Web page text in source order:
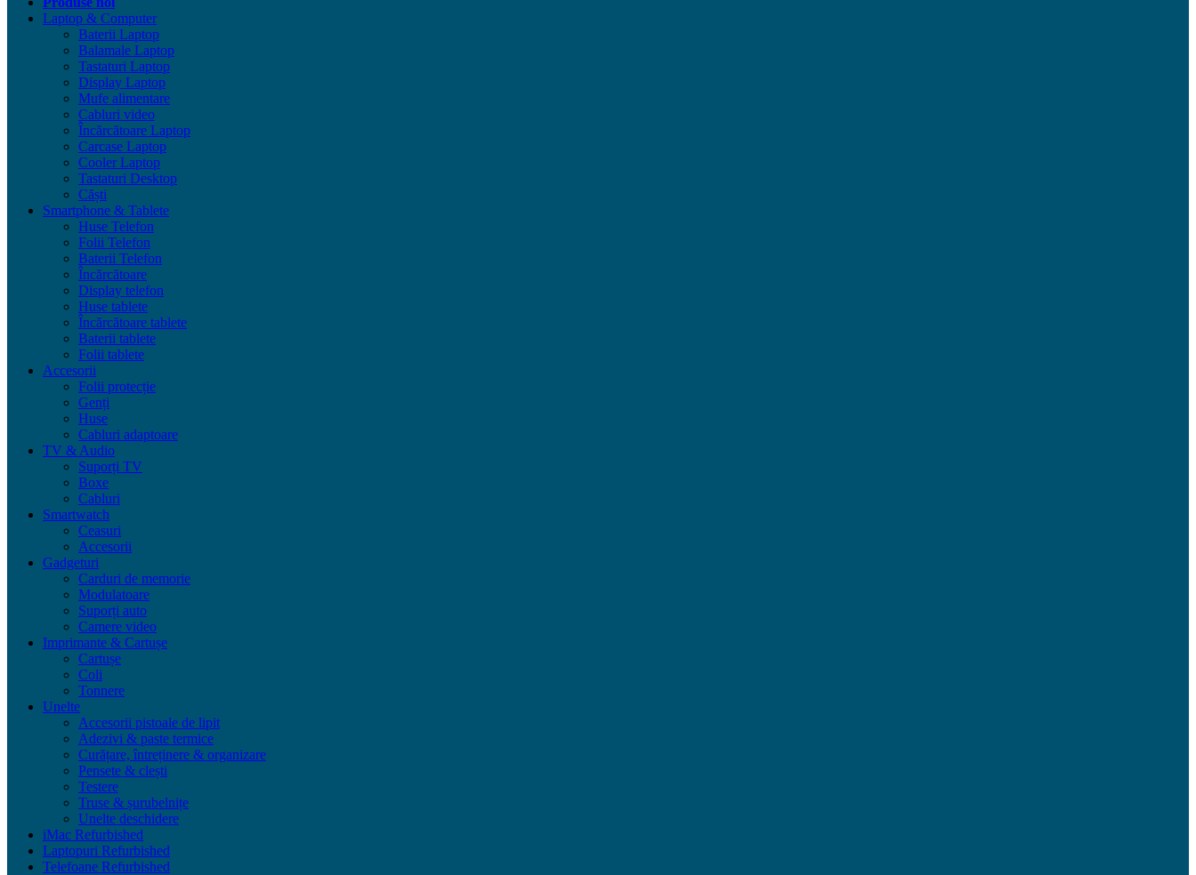
Laptop & Computer
Baterii Laptop
Balamale Laptop
Tastaturi Laptop
Display Laptop
Mufe alimentare
Cabluri video
Încărcătoare Laptop
Carcase Laptop
Cooler Laptop
Tastaturi Desktop
Căști
Smartphone & Tablete
Huse Telefon
Folii Telefon
Baterii Telefon
Încărcătoare
Display telefon
Huse tablete
Încărcătoare tablete
Baterii tablete
Folii tablete
Accesorii
Folii protecție
Genți
Huse
Cabluri adaptoare
TV & Audio
Suporți TV
Boxe
Cabluri
Smartwatch
Ceasuri
Accesorii
Gadgeturi
Carduri de memorie
Modulatoare
Suporți auto
Camere video
Imprimante & Cartușe
Cartușe
Coli
Tonnere
Unelte
Accesorii pistoale de lipit
Adezivi & paste termice
Curățare, întreținere & organizare
Pensete & clești
Testere
Truse & șurubelnițe
Unelte deschidere
iMac Refurbished
Laptopuri Refurbished
Telefoane Refurbished